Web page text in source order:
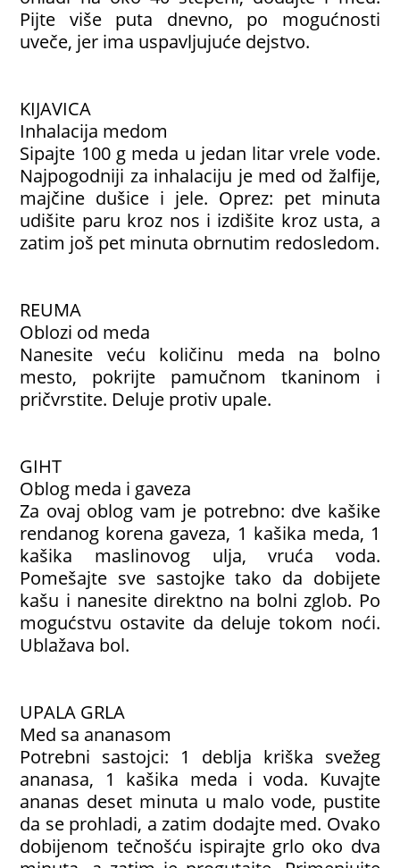
Pijte više puta dnevno, po mogućnosti
uveče, jer ima uspavljujuće dejstvo.
KIJAVICA
Inhalacija medom
Sipajte 100 g meda u jedan litar vrele vode.
Najpogodniji za inhalaciju je med od žalfije,
majčine dušice i jele. Oprez: pet minuta
udišite paru kroz nos i izdišite kroz usta, a
zatim još pet minuta obrnutim redosledom.
REUMA
Oblozi od meda
Nanesite veću količinu meda na bolno
mesto, pokrijte pamučnom tkaninom i
pričvrstite. Deluje protiv upale.
GIHT
Oblog meda i gaveza
Za ovaj oblog vam je potrebno: dve kašike
rendanog korena gaveza, 1 kašika meda, 1
kašika maslinovog ulja, vruća voda.
Pomešajte sve sastojke tako da dobijete
kašu i nanesite direktno na bolni zglob. Po
mogućstvu ostavite da deluje tokom noći.
Ublažava bol.
UPALA GRLA
Med sa ananasom
Potrebni sastojci: 1 deblja kriška svežeg
ananasa, 1 kašika meda i voda. Kuvajte
ananas deset minuta u malo vode, pustite
da se prohladi, a zatim dodajte med. Ovako
dobijenom tečnošću ispirajte grlo oko dva